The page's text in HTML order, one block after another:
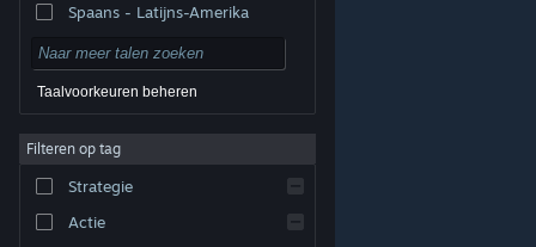
© Valve Corporation. Alle rechten voorbehouden. Alle
handelsmerken zijn eigendom van hun respectieve
Privacybeleid|Juridische informatie
Toegankelijkheid
|
Terugbetalingen
Spaans - Latijns-Amerika
Taalvoorkeuren beheren
Filteren op tag
Strategie
Actie